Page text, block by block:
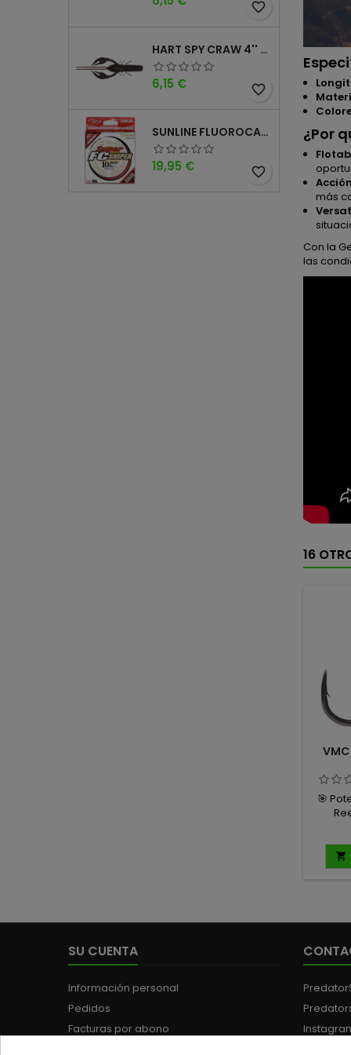
favorite_border
HART SPY CRAW 4'' PLUM EMERALD
Precio
6,15 € favorite_border
SUNLINE FLUOROCARBONO 100% SUPER FC SNIPER 200 YD - 182 M
Precio
19,95 € favorite_border
¿Por
más
Con la
las
16
VMC
🎯
BN
🔩
⚔️
🎣

SU CUENTA
Información personal
Pedidos
Facturas por abono